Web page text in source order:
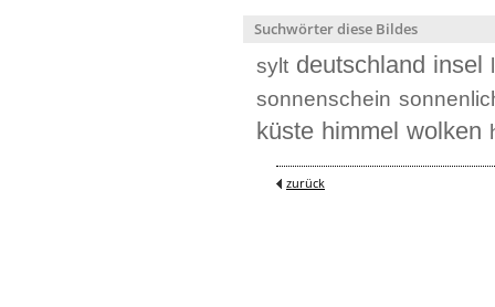
Suchwörter diese Bildes
sylt deutschland insel
sonnenschein
küste himmel wolken
zurück